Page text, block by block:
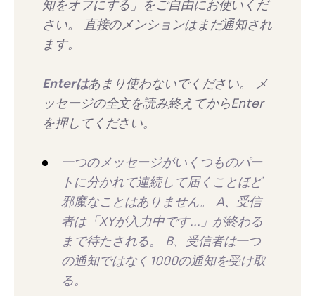
知をオフにする」をご自由にお使いくだ
さい。 直接のメンションはまだ通知され
ます。
Enterはあまり使わないでください。 メ
ッセージの全文を読み終えてからEnter
を押してください。
一つのメッセージがいくつものパー
トに分かれて連続して届くことほど
邪魔なことはありません。 A、受信
者は「XYが入力中です...」が終わる
まで待たされる。 B、受信者は一つ
の通知ではなく1000の通知を受け取
る。